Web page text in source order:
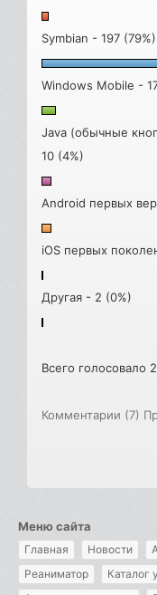
Symbian - 197 (79%)
Windows Mobile -
Java (обычные
10 (4%)
Android первых
iOS первых
Другая - 2 (0%)
Всего голосовало
Комментарии (7)
Меню сайта
Главная Новости
Реаниматор
Каталог